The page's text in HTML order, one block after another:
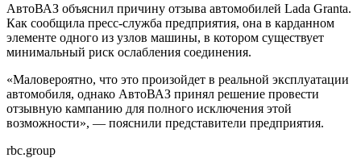
АвтоВАЗ объяснил причину отзыва автомобилей Lada Granta.
Как сообщила пресс-служба предприятия, она в карданном
элементе одного из узлов машины, в котором существует
минимальный риск ослабления соединения.
«Маловероятно, что это произойдет в реальной эксплуатации
автомобиля, однако АвтоВАЗ принял решение провести
отзывную кампанию для полного исключения этой
возможности», — пояснили представители предприятия.
rbc.group